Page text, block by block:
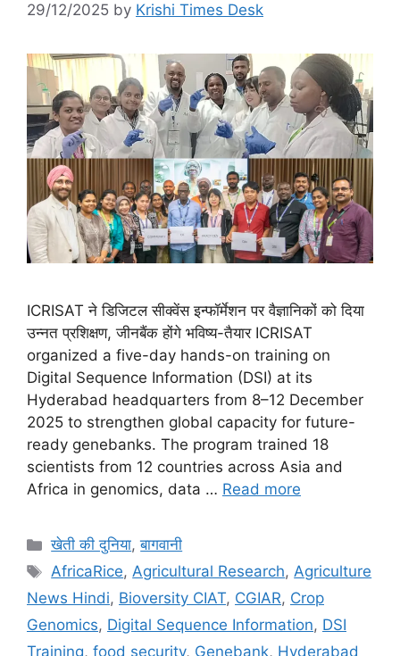
29/12/2025 by Krishi Times Desk
ICRISAT ने डिजिटल सीक्वेंस इन्फॉर्मेशन पर वैज्ञानिकों को दिया
उन्नत प्रशिक्षण, जीनबैंक होंगे भविष्य-तैयार ICRISAT
organized a five-day hands-on training on
Digital Sequence Information (DSI) at its
Hyderabad headquarters from 8–12 December
2025 to strengthen global capacity for future-
ready genebanks. The program trained 18
scientists from 12 countries across Asia and
Africa in genomics, data … Read more
खेती की दुनिया,बागवानी
AfricaRice,Agricultural Research,Agriculture
News Hindi, Bioversity CIAT, CGIAR, Crop
Genomics, Digital Sequence Information, DSI
Training, food security, Genebank, Hyderabad